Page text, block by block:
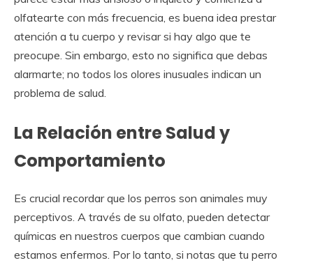
olfatearte con más frecuencia, es buena idea prestar
atención a tu cuerpo y revisar si hay algo que te
preocupe. Sin embargo, esto no significa que debas
alarmarte; no todos los olores inusuales indican un
problema de salud.
La Relación entre Salud y
Comportamiento
Es crucial recordar que los perros son animales muy
perceptivos. A través de su olfato, pueden detectar
químicas en nuestros cuerpos que cambian cuando
estamos enfermos. Por lo tanto, si notas que tu perro